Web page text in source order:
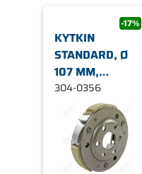
-17%
KYTKIN
STANDARD, Ø
107 MM,
MINARELLI
PYSTY/VAAKA /
PIAGGIO /
GILERA /
PEUGEOT
304-0356